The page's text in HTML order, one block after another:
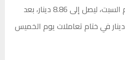
في السوق الموازية، اليوم السبت، ليصل إلى 8.86 دينار، بعد
أن كان عند مستوى 8.77 دينار في ختام تعاملات يوم الخميس